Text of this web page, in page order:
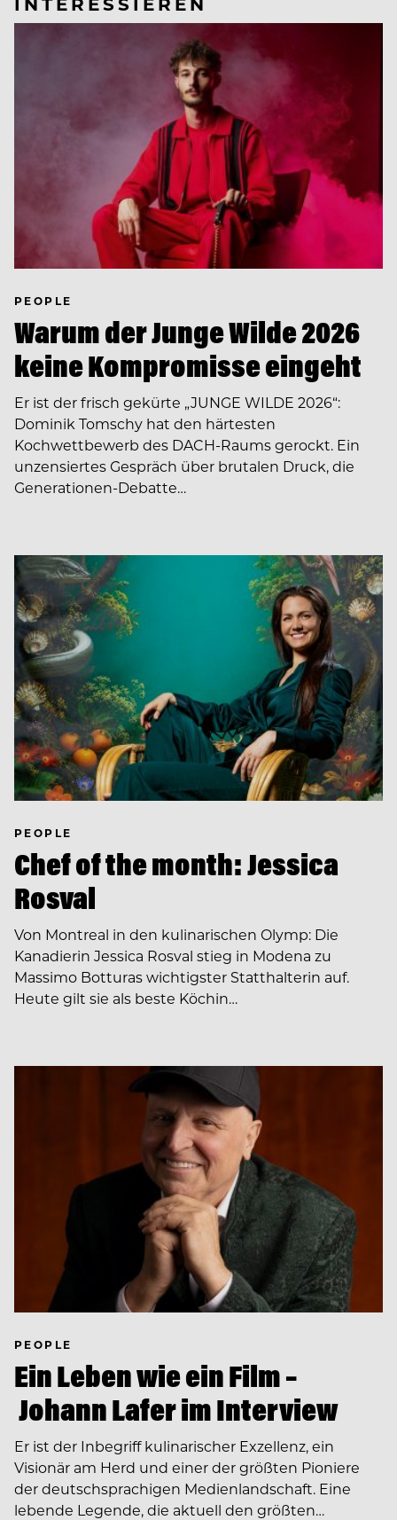
PEOPLE
Warum der Junge Wilde 2026
keine Kompromisse eingeht
Er ist der frisch gekürte „JUNGE WILDE 2026“:
Dominik Tomschy hat den härtesten
Kochwettbewerb des DACH-Raums gerockt. Ein
unzensiertes Gespräch über brutalen Druck, die
Generationen-Debatte…
PEOPLE
Chef of the month: Jessica
Rosval
Von Montreal in den kulinarischen Olymp: Die
Kanadierin Jessica Rosval stieg in Modena zu
Massimo Botturas wichtigster Statthalterin auf.
Heute gilt sie als beste Köchin…
PEOPLE
Ein Leben wie ein Film –
Johann Lafer im Interview
Er ist der Inbegriff kulinarischer Exzellenz, ein
Visionär am Herd und einer der größten Pioniere
der deutschsprachigen Medienlandschaft. Eine
lebende Legende, die aktuell den größten…